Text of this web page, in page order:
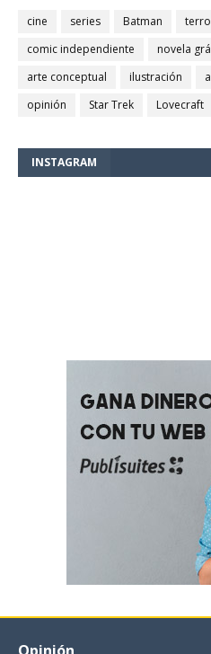
cine series Batman
comic independiente
novela
arte conceptual
ilustración
opinión
Star Trek Lovecraft
INSTAGRAM